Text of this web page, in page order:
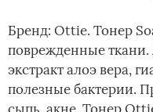
Бренд: Ottie. Тонер
поврежденные
экстракт алоэ вера,
полезные бактерии.